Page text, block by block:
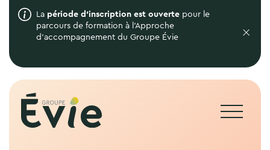
La période d'inscription est ouverte pour le
parcours de formation à l'Approche
d'accompagnement du Groupe Évie